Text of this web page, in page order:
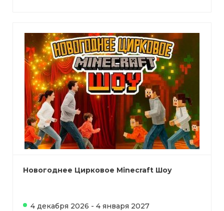
Новогоднее Цирковое Minecraft Шоу
4 декабря 2026 - 4 января 2027